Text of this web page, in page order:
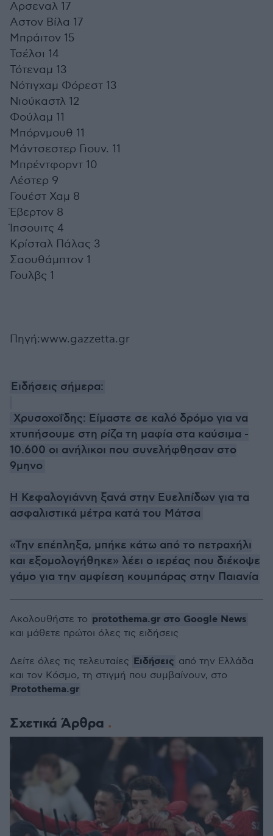
Αρσεναλ 17
Αστον Βίλα 17
Μπράιτον 15
Τσέλσι 14
Τότεναμ 13
Νότιγχαμ Φόρεστ 13
Νιούκαστλ 12
Φούλαμ 11
Μπόρνμουθ 11
Μάντσεστερ Γιουν. 11
Μπρέντφορντ 10
Λέστερ 9
Γουέστ Χαμ 8
Έβερτον 8
Ίπσουιτς 4
Κρίσταλ Πάλας 3
Σαουθάμπτον 1
Γουλβς 1
Πηγή:www.gazzetta.gr
Ειδήσεις σήμερα:
Χρυσοχοΐδης: Είμαστε σε καλό δρόμο για να
χτυπήσουμε στη ρίζα τη μαφία στα καύσιμα -
10.600 οι ανήλικοι που συνελήφθησαν στο
9μηνο
Η Κεφαλογιάννη ξανά στην Ευελπίδων για τα
ασφαλιστικά μέτρα κατά του Μάτσα
«Την επέπληξα, μπήκε κάτω από το πετραχήλι
και εξομολογήθηκε» λέει ο ιερέας που διέκοψε
γάμο για την αμφίεση κουμπάρας στην Παιανία
Σχετικά Άρθρα
Ακολουθήστε το protothema.gr στο Google News
και μάθετε πρώτοι όλες τις ειδήσεις
Δείτε όλες τις τελευταίες Ειδήσεις από την Ελλάδα
και τον Κόσμο, τη στιγμή που συμβαίνουν, στο
Protothema.gr